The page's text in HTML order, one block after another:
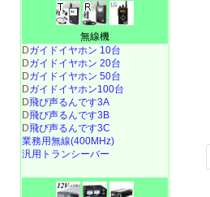
無線機
Dガイドイヤホン 10台
Dガイドイヤホン 20台
Dガイドイヤホン 50台
Dガイドイヤホン100台
D飛び声るんです3A
D飛び声るんです3B
D飛び声るんです3C
業務用無線(400MHz)
汎用トランシーバー